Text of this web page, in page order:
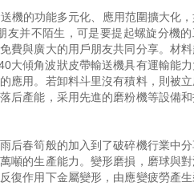
機的功能多元化、應用范圍擴大化
友并不陌生，可是要提起螺旋分機
費與廣大的用戶朋友共同分享。材料
大傾角波狀皮帶輸送機具有運輸能力
應用。若卸料斗里沒有積料，則被
后產能，采用先進的磨粉機等設備
后春筍般的加入到了破碎機行業中
噸的生產能力。變形磨損，磨球與
復作用下金屬變形，由應變疲勞產生